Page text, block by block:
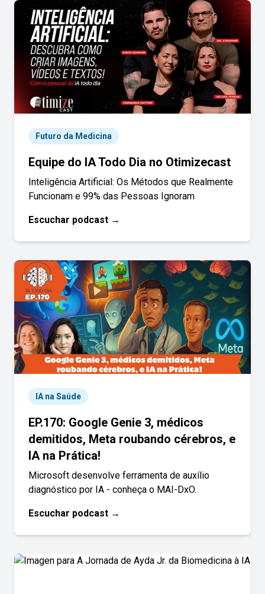
Futuro da Medicina
Equipe do IA Todo Dia no Otimizecast
Inteligência Artificial: Os Métodos que Realmente
Funcionam e 99% das Pessoas Ignoram
Escuchar podcast →
IA na Saúde
EP.170: Google Genie 3, médicos
demitidos, Meta roubando cérebros, e
IA na Prática!
Microsoft desenvolve ferramenta de auxílio
diagnóstico por IA - conheça o MAI-DxO.
Escuchar podcast →